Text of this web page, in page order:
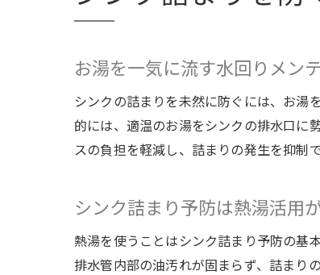
お湯を一気に流す水回りメン
シンクの詰まりを未然に防ぐには、お湯
的には、適温のお湯をシンクの排水口に
スの負担を軽減し、詰まりの発生を抑制で
シンク詰まり予防は熱湯活用
熱湯を使うことはシンク詰まり予防の基
排水管内部の油汚れが固まらず、詰まり